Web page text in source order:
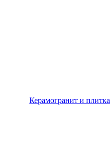
Керамогранит и плитка